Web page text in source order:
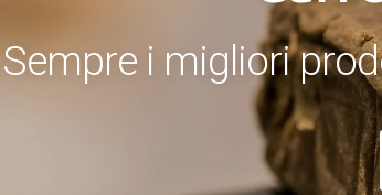
Sempre i migliori